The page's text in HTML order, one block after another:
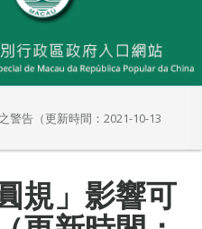
警告（更新時間：2021-10-13
規」影響可